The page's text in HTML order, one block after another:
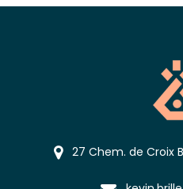
27 Chem. de Croix